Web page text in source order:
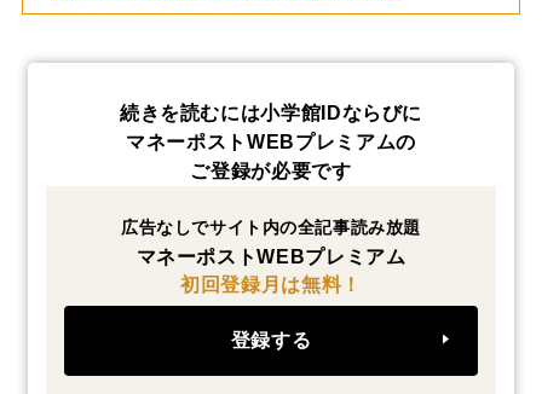
続きを読むには小学館IDならびに
マネーポストWEBプレミアムの
ご登録が必要です
広告なしでサイト内の全記事読み放題
マネーポストWEBプレミアム
初回登録月は無料！
登録する